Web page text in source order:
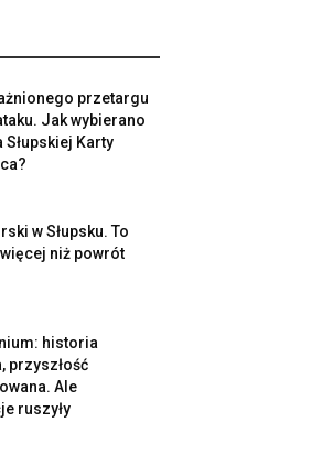
przetargu
Jak wybierano
Karty
w Słupsku. To
niż powrót
historia
przyszłość
Ale
ruszyły